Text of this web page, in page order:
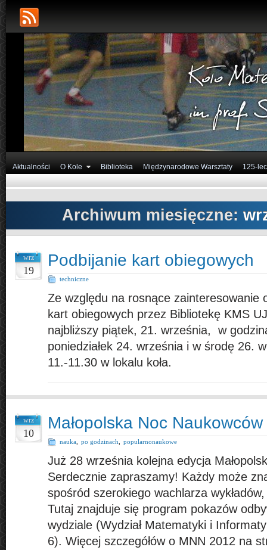
Aktualności O Kole Biblioteka Międzynarodowe Warsztaty 125-
Archiwum miesięczne:
wrz
19
Podbijanie kart obiegowych
techniczne
Ze względu na rosnące zainteresowanie
kart obiegowych przez Bibliotekę KMS
najbliższy piątek, 21. września, w
poniedziałek 24. września i w środę 26.
11.-11.30 w lokalu koła.
wrz
10
Małopolska Noc
nauka po godzinach popularnonaukowe
Już 28 września kolejna edycja
Serdecznie zapraszamy! Każdy może
spośród szerokiego wachlarza
Tutaj znajduje się program pokazów
wydziale (Wydział Matematyki i
6). Więcej szczegółów o MNN 2012 na